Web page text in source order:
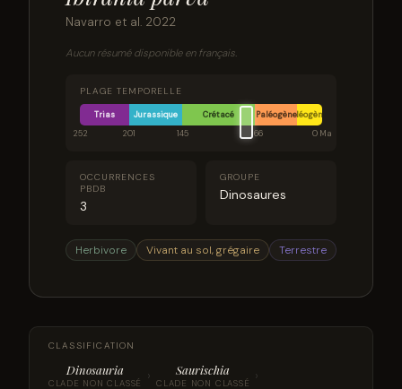
Navarro et al. 2022
Aucun résumé disponible en français.
PLAGE TEMPORELLE
Trias Jurassique Crétacé PaléogèneNéogène
252
201 145 66 0 Ma
OCCURRENCES
PBDB
3
GROUPE
Dinosaures
Herbivore Vivant au sol, grégaire Terrestre
CLASSIFICATION
Dinosauria
CLADE NON CLASSÉ › Saurischia
CLADE NON CLASSÉ ›